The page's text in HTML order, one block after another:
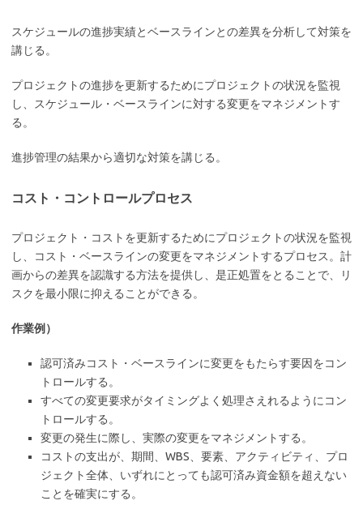
スケジュールの進捗実績とベースラインとの差異を分析して対策を
講じる。
プロジェクトの進捗を更新するためにプロジェクトの状況を監視
し、スケジュール・ベースラインに対する変更をマネジメントす
る。
進捗管理の結果から適切な対策を講じる。
コスト・コントロールプロセス
プロジェクト・コストを更新するためにプロジェクトの状況を監視
し、コスト・ベースラインの変更をマネジメントするプロセス。計
画からの差異を認識する方法を提供し、是正処置をとることで、リ
スクを最小限に抑えることができる。
作業例）
認可済みコスト・ベースラインに変更をもたらす要因をコン
トロールする。
すべての変更要求がタイミングよく処理さえれるようにコン
トロールする。
変更の発生に際し、実際の変更をマネジメントする。
コストの支出が、期間、WBS、要素、アクティビティ、プロ
ジェクト全体、いずれにとっても認可済み資金額を超えない
ことを確実にする。